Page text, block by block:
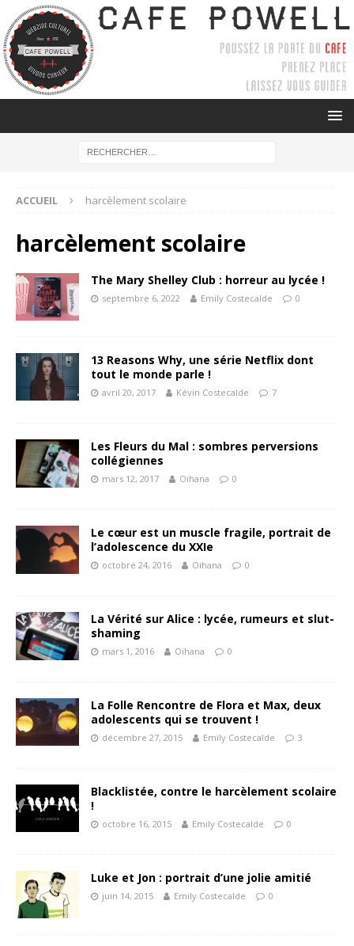
ACCUEIL harcèlement scolaire
harcèlement scolaire
The Mary Shelley Club : horreur au lycée !
septembre 6, 2022 Emily Costecalde 0
13 Reasons Why, une série Netflix dont
tout le monde parle !
avril 20, 2017 Kévin Costecalde 7
Les Fleurs du Mal : sombres perversions
collégiennes
mars 12, 2017 Oihana 0
Le cœur est un muscle fragile, portrait de
l’adolescence du XXIe
octobre 24, 2016 Oihana 0
La Vérité sur Alice : lycée, rumeurs et slut-
shaming
mars 1, 2016 Oihana 0
La Folle Rencontre de Flora et Max, deux
adolescents qui se trouvent !
décembre 27, 2015 Emily Costecalde 3
Blacklistée, contre le harcèlement scolaire
!
octobre 16, 2015 Emily Costecalde 0
Luke et Jon : portrait d’une jolie amitié
juin 14, 2015 Emily Costecalde 0